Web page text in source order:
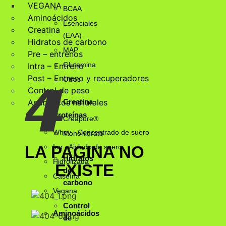
BCAA
Esenciales
(EAA)
MAP
Glutamina
Otros
Creatina
Creapure®
Monohidrato
Hidratos
de
carbono
Control
de
VEGANA
Aminoácidos
Creatina
Hidratos de carbono
Pre – entrenos
Intra – Entreno
Post – Entreno y recuperadores
Control de peso
Anabólicos naturales
Proteínas
Whey - Concentrado de suero
Iso - Aislado de suero
Hidrolizada
Caseína
Vegana
Aminoácidos
4
LA PAGINA NO
EXISTE